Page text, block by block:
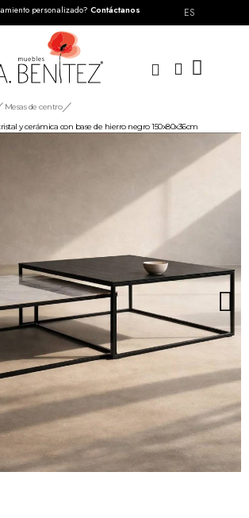
personalizado? Contáctanos ES
Mesas de centro
y cerámica con base de hierro negro 150x80x36cm